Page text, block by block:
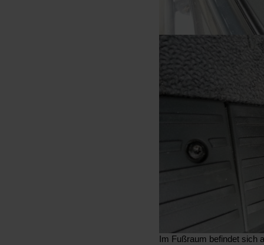
Im Fußraum befindet sich